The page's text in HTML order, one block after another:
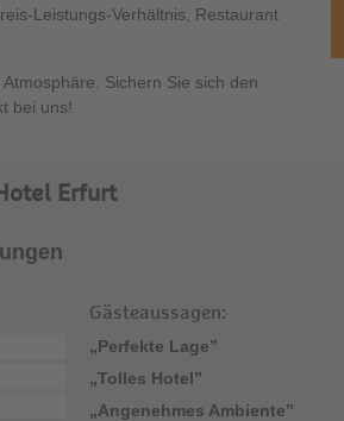
Leistungs-Verhältnis, Restaurant
Sichern Sie sich den
bei uns!
Erfurt
Gästeaussagen:
„Perfekte Lage”
„Tolles Hotel”
„Angenehmes Ambiente”